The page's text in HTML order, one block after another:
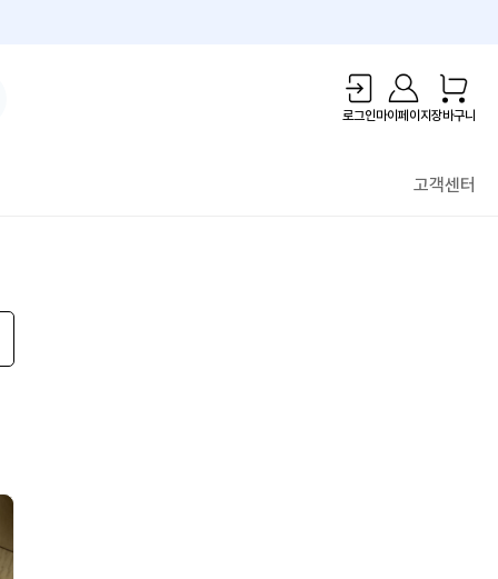
로그인마이페이지장바구니
고객센터